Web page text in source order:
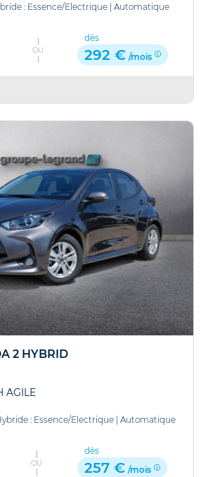
: Essence/Electrique Automatique
OU
dès
292 € /mois
2 HYBRID
AGILE
: Essence/Electrique Automatique
OU
dès
257 € /mois